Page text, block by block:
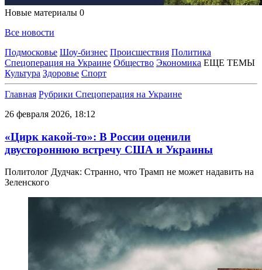
Новые материалы 0
Все новости
Подмосковье Шоу-бизнес Происшествия Политика
Спецоперация на Украине Общество Экономика ЕЩЕ ТЕМЫ
Культура Здоровье Спорт
Главная Рубрики Спецоперация на Украине
26 февраля 2026, 18:12
«Цирк какой-то»: В России оценили
двустороннюю встречу США и Украины
Политолог Дудчак: Странно, что Трамп не может надавить на
Зеленского